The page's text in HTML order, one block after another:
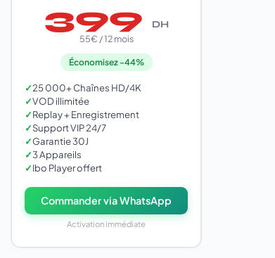
399 DH
55€ / 12 mois
Économisez -44%
✓25 000+ Chaînes HD/4K
✓VOD illimitée
✓Replay + Enregistrement
✓Support VIP 24/7
✓Garantie 30J
✓3 Appareils
✓Ibo Player offert
Commander via WhatsApp
Activation immédiate